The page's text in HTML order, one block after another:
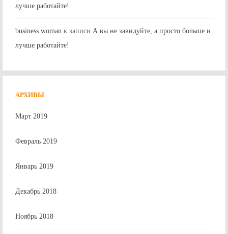
лучше работайте!
business woman к записи А вы не завидуйте, а просто больше и
лучше работайте!
АРХИВЫ
Март 2019
Февраль 2019
Январь 2019
Декабрь 2018
Ноябрь 2018